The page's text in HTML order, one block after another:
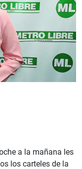
a la mañana les
los carteles de la